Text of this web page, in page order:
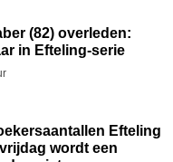
(82) overleden:
in Efteling-serie
Efteling
wordt een